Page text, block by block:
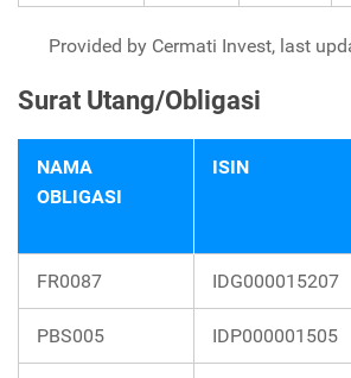
Provided by Cermati Invest, last
Surat Utang/Obligasi
NAMA
OBLIGASI
ISIN
FR0087 IDG000015207
PBS005 IDP000001505